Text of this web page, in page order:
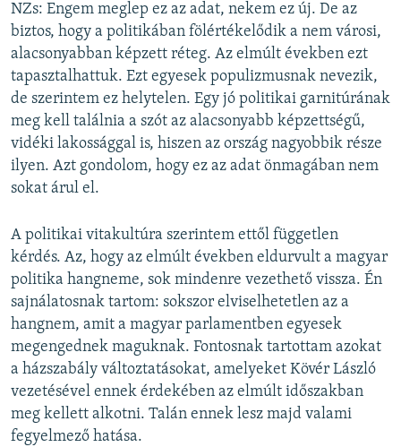
NZs: Engem meglep ez az adat, nekem ez új. De az
biztos, hogy a politikában fölértékelődik a nem városi,
alacsonyabban képzett réteg. Az elmúlt években ezt
tapasztalhattuk. Ezt egyesek populizmusnak nevezik,
de szerintem ez helytelen. Egy jó politikai garnitúrának
meg kell találnia a szót az alacsonyabb képzettségű,
vidéki lakossággal is, hiszen az ország nagyobbik része
ilyen. Azt gondolom, hogy ez az adat önmagában nem
sokat árul el.
A politikai vitakultúra szerintem ettől független
kérdés. Az, hogy az elmúlt években eldurvult a magyar
politika hangneme, sok mindenre vezethető vissza. Én
sajnálatosnak tartom: sokszor elviselhetetlen az a
hangnem, amit a magyar parlamentben egyesek
megengednek maguknak. Fontosnak tartottam azokat
a házszabály változtatásokat, amelyeket Kövér László
vezetésével ennek érdekében az elmúlt időszakban
meg kellett alkotni. Talán ennek lesz majd valami
fegyelmező hatása.